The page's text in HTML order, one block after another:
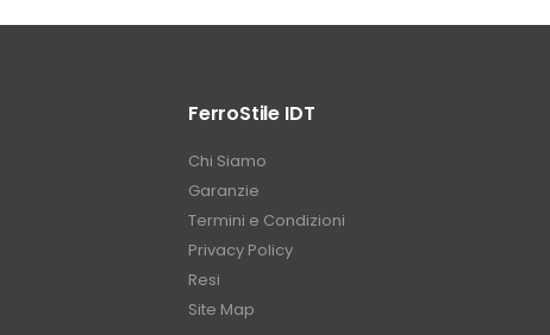
FerroStile IDT
Chi Siamo
Garanzie
Termini e Condizioni
Privacy Policy
Resi
Site Map